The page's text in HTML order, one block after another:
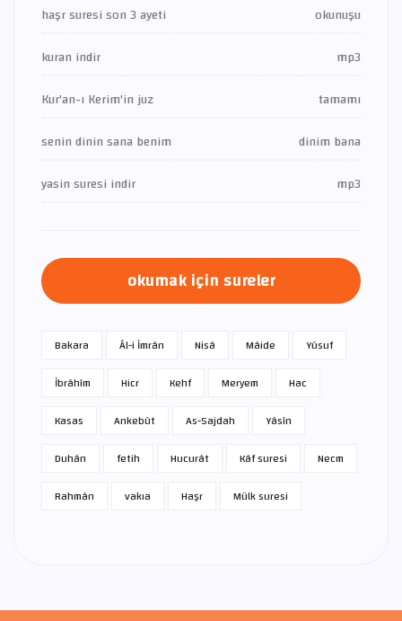
haşr suresi son 3 ayeti
okunuşu
kuran indir
mp3
Kur'an-ı Kerim'in juz
tamamı
senin dinin sana benim
dinim bana
yasin suresi indir
mp3
okumak için sureler
Bakara Âl-i İmrân Nisâ Mâide
Yûsuf
İbrâhîm
Hicr Kehf Meryem
Hac
Kasas
Ankebût As-Sajdah
Yâsîn
Duhân
fetih Hucurât Kâf suresi
Necm
Rahmân
vakıa Haşr Mülk suresi